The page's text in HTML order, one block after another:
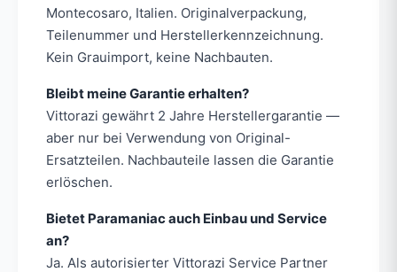
Montecosaro, Italien. Originalverpackung,
Teilenummer und Herstellerkennzeichnung.
Kein Grauimport, keine Nachbauten.
Bleibt meine Garantie erhalten?
Vittorazi gewährt 2 Jahre Herstellergarantie —
aber nur bei Verwendung von Original-
Ersatzteilen. Nachbauteile lassen die Garantie
erlöschen.
Bietet Paramaniac auch Einbau und Service
an?
Ja. Als autorisierter Vittorazi Service Partner